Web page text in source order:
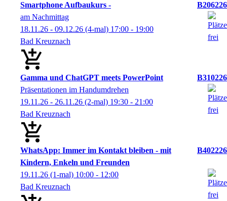
Smartphone Aufbaukurs -
B206226
am Nachmittag
18.11.26 - 09.12.26 (4-mal) 17:00 - 19:00
Bad Kreuznach
Gamma und ChatGPT meets PowerPoint
B310226
Präsentationen im Handumdrehen
19.11.26 - 26.11.26 (2-mal) 19:30 - 21:00
Bad Kreuznach
WhatsApp: Immer im Kontakt bleiben - mit
Kindern, Enkeln und Freunden
B402226
19.11.26 (1-mal) 10:00 - 12:00
Bad Kreuznach